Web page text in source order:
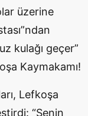
üzerine
kulağı geçer”
Kaymakamı!
Lefkoşa
“Senin